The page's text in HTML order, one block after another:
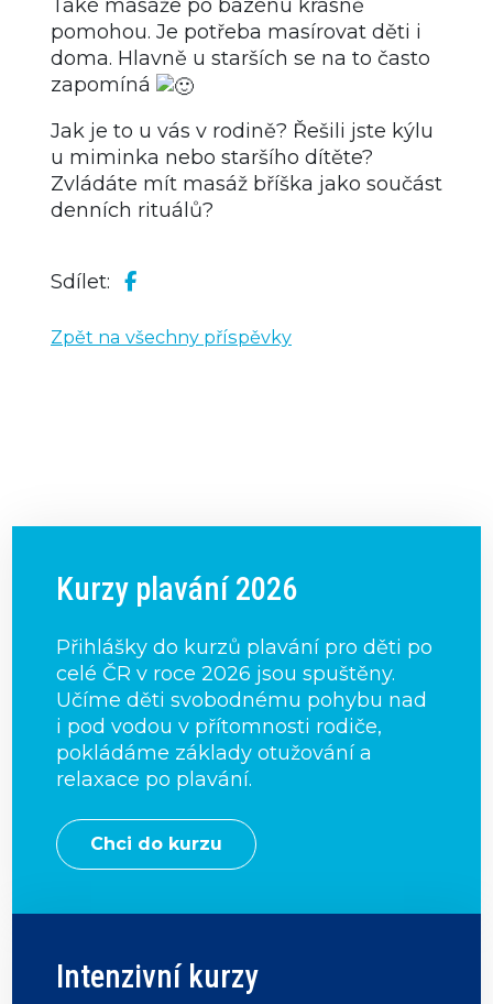
Také masáže po bazénu krásně
pomohou. Je potřeba masírovat děti i
doma. Hlavně u starších se na to často
zapomíná
Jak je to u vás v rodině? Řešili jste kýlu
u miminka nebo staršího dítěte?
Zvládáte mít masáž bříška jako součást
denních rituálů?
Sdílet:
Zpět na všechny příspěvky
Kurzy plavání 2026
Přihlášky do kurzů plavání pro děti po
celé ČR v roce 2026 jsou spuštěny.
Učíme děti svobodnému pohybu nad
i pod vodou v přítomnosti rodiče,
pokládáme základy otužování a
relaxace po plavání.
Chci do kurzu
Intenzivní kurzy